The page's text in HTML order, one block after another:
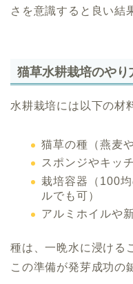
さを意識すると良い結
猫草水耕栽培のやり
水耕栽培には以下の材
猫草の種（燕麦
スポンジやキッ
栽培容器（100
ルでも可）
アルミホイルや
種は、一晩水に浸ける
この準備が発芽成功の